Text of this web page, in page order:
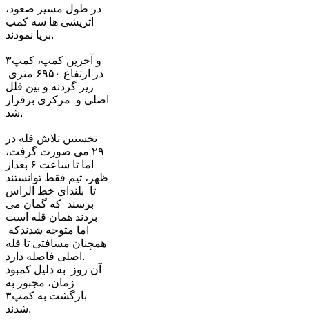
در طول مسیر صعود،
اتریشی ها سه کمپ
برپا نمودند.
و آخرین کمپ، کمپ٣
در ارتفاع ۶٩۵٠ متری
زیر گردنه و بین قلل
اصلی و مرکزی برقرار
شد.
نخستین تلاش قله در
٢٩ می صورت گرفت،
اما تا ساعت ۶ بعداز
ظهر، تیم فقط توانستند
تا بلندای خط الراس
برسند که گمان می
بردند همان قله است
اما متوجه شدندکه
همچنان مسافتی تا قله
اصلی فاصله دارد.
آن روز به دلیل کمبود
زمان، مجبور به
بازگشت به کمپ٣
شدند.